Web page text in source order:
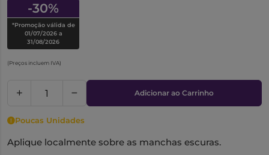
-30%
*Promoção válida de
01/07/2026 a
31/08/2026
(Preços incluem IVA)
Adicionar ao Carrinho
Poucas Unidades
Aplique localmente sobre as manchas escuras.